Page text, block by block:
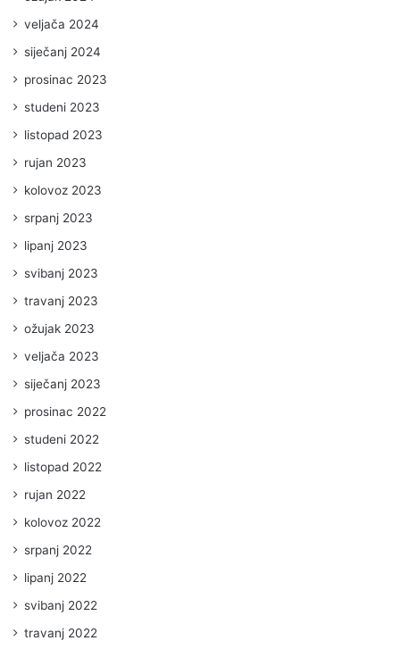
veljača 2024
siječanj 2024
prosinac 2023
studeni 2023
listopad 2023
rujan 2023
kolovoz 2023
srpanj 2023
lipanj 2023
svibanj 2023
travanj 2023
ožujak 2023
veljača 2023
siječanj 2023
prosinac 2022
studeni 2022
listopad 2022
rujan 2022
kolovoz 2022
srpanj 2022
lipanj 2022
svibanj 2022
travanj 2022